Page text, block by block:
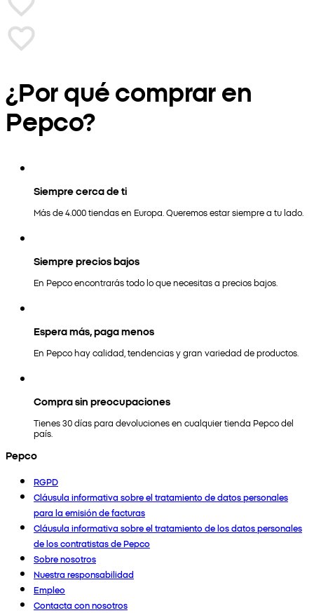
¿Por qué comprar en
Pepco?
Siempre cerca de ti
Más de 4.000 tiendas en Europa. Queremos estar siempre a tu lado.
Siempre precios bajos
En Pepco encontrarás todo lo que necesitas a precios bajos.
Espera más, paga menos
En Pepco hay calidad, tendencias y gran variedad de productos.
Compra sin preocupaciones
Tienes 30 días para devoluciones en cualquier tienda Pepco del
país.
Pepco
RGPD
Cláusula informativa sobre el tratamiento de datos personales
para la emisión de facturas
Cláusula informativa sobre el tratamiento de los datos personales
de los contratistas de Pepco
Sobre nosotros
Nuestra responsabilidad
Empleo
Contacta con nosotros